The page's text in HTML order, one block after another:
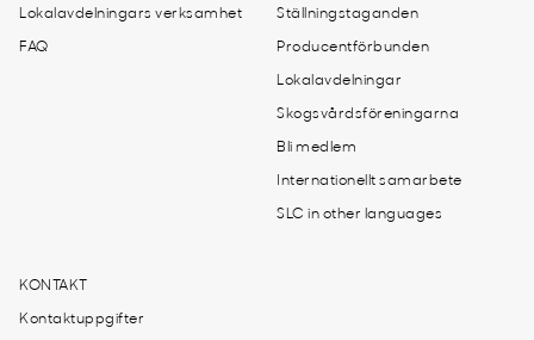
Lokalavdelningars verksamhet
FAQ
Ställningstaganden
Producentförbunden
Lokalavdelningar
Skogsvårdsföreningarna
Bli medlem
Internationellt samarbete
SLC in other languages
KONTAKT
Kontaktuppgifter